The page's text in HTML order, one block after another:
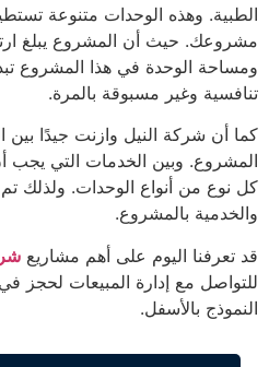
الطبية. وهذه الوحدات متنوعة
تنافسية وغير مسبوقة بالمرة.
كما أن شركة النيل وازنت جيدًا بين
المشروع. وبين الخدمات التي يجب
كل نوع من أنواع الوحدات. ولذلك تم
والخدمية بالمشروع.
قد تعرفنا اليوم على أهم مشاريع
للتواصل مع إدارة المبيعات لحجز
النموذج بالأسفل.